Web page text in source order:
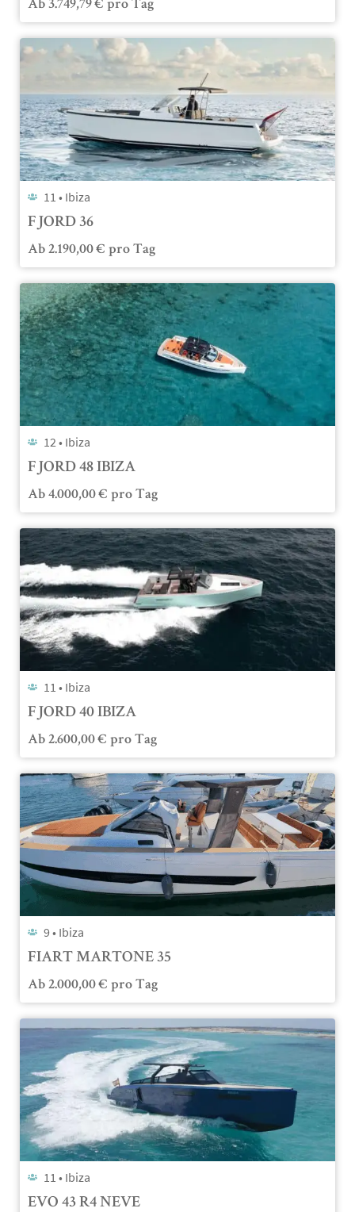
Ab 3.749,79€ pro Tag
11 • Ibiza
FJORD 36
Ab 2.190,00€ pro Tag
12 • Ibiza
FJORD 48 IBIZA
Ab 4.000,00€ pro Tag
11 • Ibiza
FJORD 40 IBIZA
Ab 2.600,00€ pro Tag
9 • Ibiza
FIART MARTONE 35
Ab 2.000,00€ pro Tag
11 • Ibiza
EVO 43 R4 NEVE